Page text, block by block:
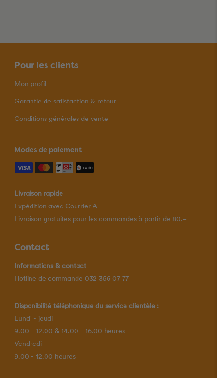
Pour les clients
Mon profil
Garantie de satisfaction & retour
Conditions générales de vente
Modes de paiement
Livraison rapide
Expédition avec Courrier A
Livraison gratuites pour les commandes à partir de 80.–
Contact
Informations & contact
Hotline de commande 032 356 07 77
Disponibilité téléphonique du service clientèle :
Lundi - jeudi
9.00 - 12.00 & 14.00 - 16.00 heures
Vendredi
9.00 - 12.00 heures